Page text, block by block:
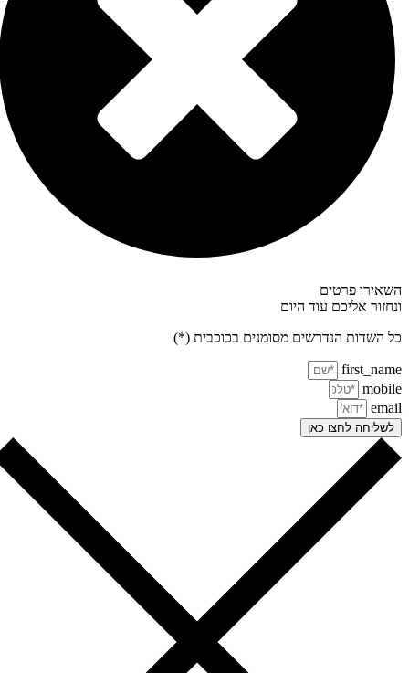
פרטים
אליכם עוד היום
השדות הנדרשים מסומנים בכוכבית (*)
לשליחה לחצו כאן